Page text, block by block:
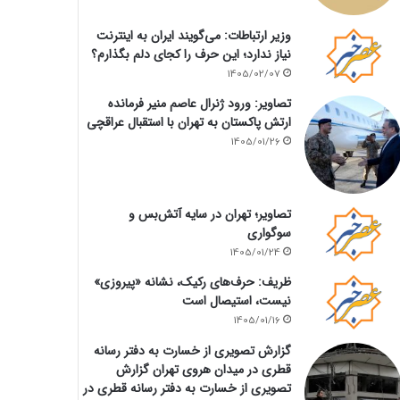
وزیر ارتباطات: می‌گویند ایران به اینترنت
نیاز ندارد؛ این حرف را کجای دلم بگذارم؟
1405/02/07
تصاویر: ورود ژنرال عاصم منیر فرمانده
ارتش پاکستان به تهران با استقبال عراقچی
1405/01/26
تصاویر؛ تهران در سایه آتش‌بس و
سوگواری
1405/01/24
ظریف: حرف‌های رکیک، نشانه «پیروزی»
نیست، استیصال است
1405/01/16
گزارش تصویری از خسارت به دفتر رسانه
قطری در میدان هروی تهران گزارش
تصویری از خسارت به دفتر رسانه قطری در